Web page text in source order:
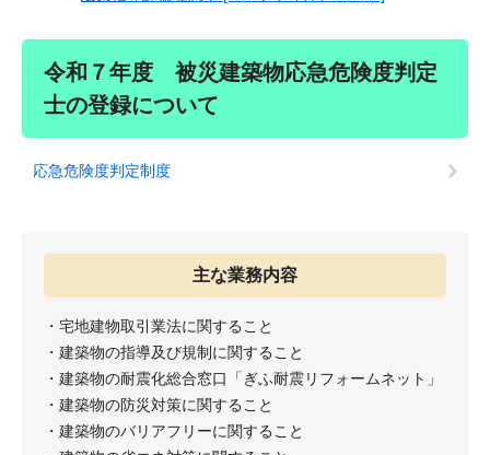
令和７年度 被災建築物応急危険度判定
士の登録について
応急危険度判定制度
主な業務内容
・宅地建物取引業法に関すること
・建築物の指導及び規制に関すること
・建築物の耐震化総合窓口「ぎふ耐震リフォームネット」
・建築物の防災対策に関すること
・建築物のバリアフリーに関すること